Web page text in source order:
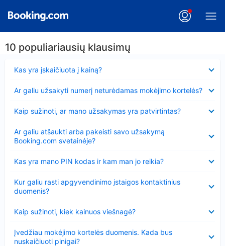
10 populiariausių klausimų
Kas yra įskaičiuota į kainą?
Ar galiu užsakyti numerį neturėdamas mokėjimo kortelės?
Kaip sužinoti, ar mano užsakymas yra patvirtintas?
Ar galiu atšaukti arba pakeisti savo užsakymą
Booking.com svetainėje?
Kas yra mano PIN kodas ir kam man jo reikia?
Kur galiu rasti apgyvendinimo įstaigos kontaktinius
duomenis?
Kaip sužinoti, kiek kainuos viešnagė?
Įvedžiau mokėjimo kortelės duomenis. Kada bus
nuskaičiuoti pinigai?